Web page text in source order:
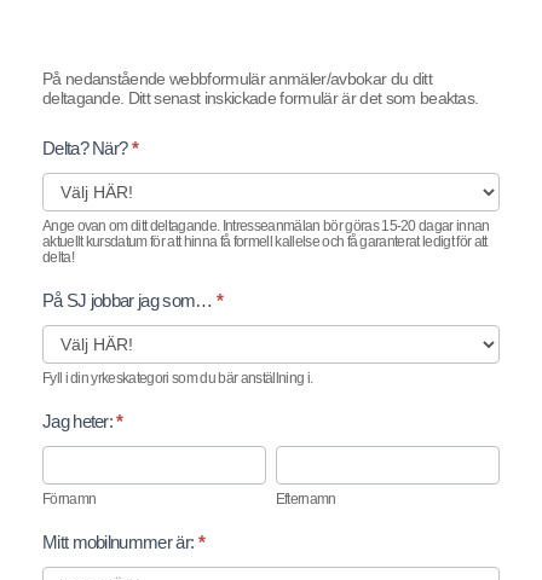
12
+
19
mars
2026)
På nedanstående webbformulär anmäler/avbokar du ditt
deltagande. Ditt senast inskickade formulär är det som beaktas.
Delta? När?*
Ange ovan om ditt deltagande. Intresseanmälan bör göras 15-20 dagar innan
aktuellt kursdatum för att hinna få formell kallelse och få garanterat ledigt för att
delta!
På SJ jobbar jag som…*
Fyll i din yrkeskategori som du bär anställning i.
Jag heter:*
Förnamn
Förnamn
Efternamn
Efternamn
Mitt mobilnummer är: *